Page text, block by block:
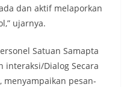
dan aktif melaporkan
ujarnya.
Satuan Samapta
interaksi/Dialog Secara
menyampaikan pesan-